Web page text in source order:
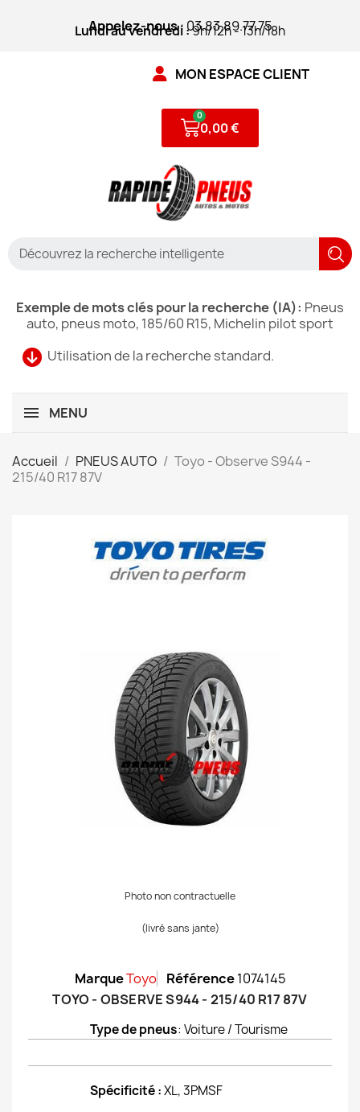
Appelez-nous: 03.83.89.77.75
Lundi au vendredi :9h/12h - 13h/18h
MON ESPACE CLIENT
0,00 €
Utilisation de la recherche standard.
Exemple de mots clés pour la recherche (IA): Pneus
auto, pneus moto, 185/60 R15, Michelin pilot sport
MENU
Accueil PNEUS AUTO
Toyo - Observe S944 -
215/40 R17 87V
Photo non contractuelle
(livré sans jante)
MarqueToyo Référence 1074145
TOYO - OBSERVE S944 - 215/40 R17 87V
Type de pneus: Voiture / Tourisme
Spécificité :XL, 3PMSF